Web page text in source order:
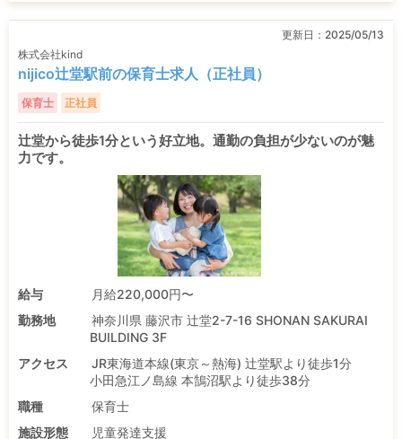
更新日： 2025/05/13
株式会社kind
nijico辻堂駅前の保育士求人（正社員）
保育士 正社員
辻堂から徒歩1分という好立地。通勤の負担が少ないのが魅
力です。
給与
月給220,000円〜
勤務地
神奈川県 藤沢市 辻堂2-7-16 SHONAN SAKURAI
BUILDING 3F
アクセス
JR東海道本線(東京～熱海) 辻堂駅より徒歩1分
小田急江ノ島線 本鵠沼駅より徒歩38分
職種
保育士
施設形態
児童発達支援